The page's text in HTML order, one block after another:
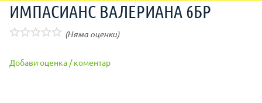
ИМПАСИАНС ВАЛЕРИАНА 6БР
(Няма оценки)
Добави оценка / коментар